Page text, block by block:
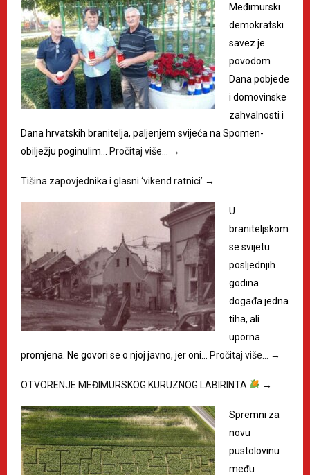
Međimurski
demokratski
savez je
povodom
Dana pobjede
i domovinske
zahvalnosti i
Dana hrvatskih branitelja, paljenjem svijeća na Spomen-
obilježju poginulim… Pročitaj više… →
Tišina zapovjednika i glasni ‘vikend ratnici’ →
U
braniteljskom
se svijetu
posljednjih
godina
događa jedna
tiha, ali
uporna
promjena. Ne govori se o njoj javno, jer oni… Pročitaj više… →
OTVORENJE MEĐIMURSKOG KURUZNOG LABIRINTA →
Spremni za
novu
pustolovinu
među